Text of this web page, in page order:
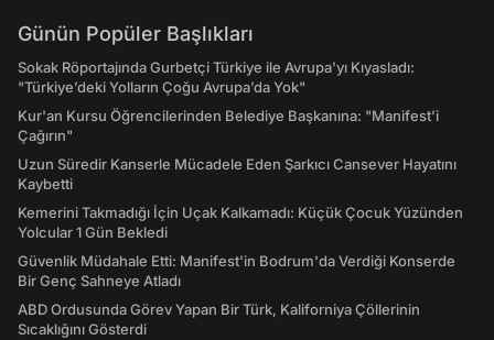
Günün Popüler Başlıkları
Sokak Röportajında Gurbetçi Türkiye ile Avrupa'yı Kıyasladı:
"Türkiye’deki Yolların Çoğu Avrupa’da Yok"
Kur'an Kursu Öğrencilerinden Belediye Başkanına: "Manifest’i
Çağırın"
Uzun Süredir Kanserle Mücadele Eden Şarkıcı Cansever Hayatını
Kaybetti
Kemerini Takmadığı İçin Uçak Kalkamadı: Küçük Çocuk Yüzünden
Yolcular 1 Gün Bekledi
Güvenlik Müdahale Etti: Manifest'in Bodrum'da Verdiği Konserde
Bir Genç Sahneye Atladı
ABD Ordusunda Görev Yapan Bir Türk, Kaliforniya Çöllerinin
Sıcaklığını Gösterdi